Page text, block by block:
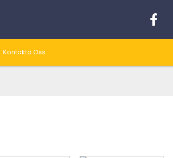
Kontakta Oss